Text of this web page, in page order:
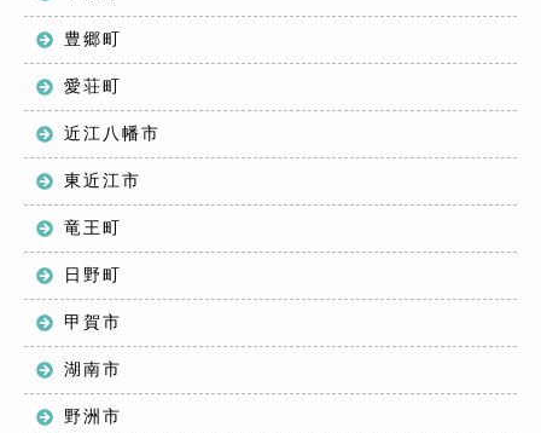
豊郷町
愛荘町
近江八幡市
東近江市
竜王町
日野町
甲賀市
湖南市
野洲市